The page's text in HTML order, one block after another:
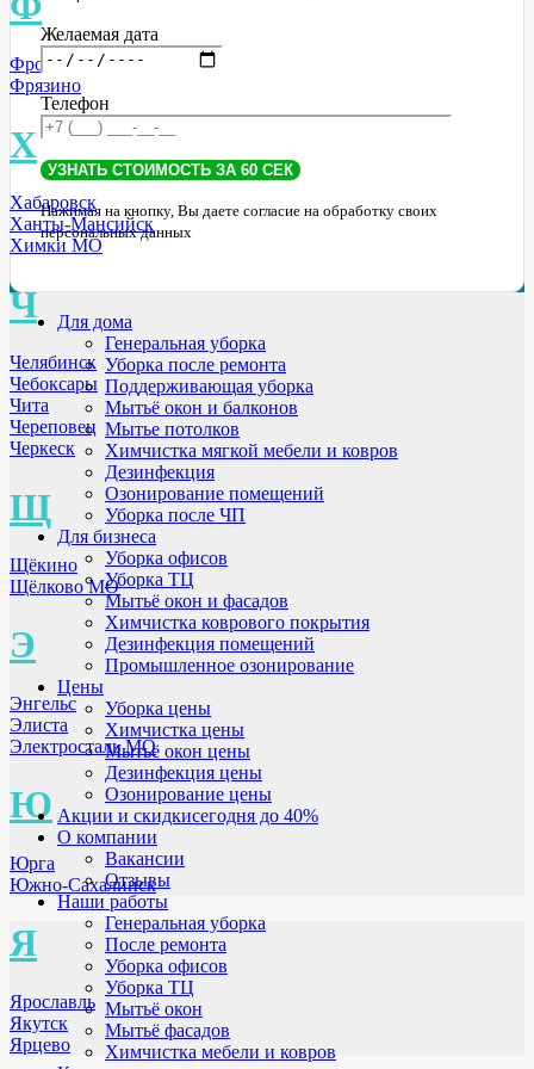
Фролово
Фрязино
Х
Хабаровск
Ханты-Мансийск
Химки МО
Ч
Челябинск
Чебоксары
Чита
Череповец
Черкеск
Щ
Щёкино
Щёлково МО
Э
Энгельс
Элиста
Электросталь МО
Ю
Юрга
Южно-Сахалинск
Я
Ярославль
Якутск
Ярцево
Желаемая дата
Телефон
Нажимая на кнопку, Вы даете согласие на обработку своих
персональных данных
Для дома
Генеральная уборка
Уборка после ремонта
Поддерживающая уборка
Мытьё окон и балконов
Мытье потолков
Химчистка мягкой мебели и ковров
Дезинфекция
Озонирование помещений
Уборка после ЧП
Для бизнеса
Уборка офисов
Уборка ТЦ
Мытьё окон и фасадов
Химчистка коврового покрытия
Дезинфекция помещений
Промышленное озонирование
Цены
Уборка цены
Химчистка цены
Мытьё окон цены
Дезинфекция цены
Озонирование цены
Акции и скидкисегодня до 40%
О компании
Вакансии
Отзывы
Наши работы
Генеральная уборка
После ремонта
Уборка офисов
Уборка ТЦ
Мытьё окон
Мытьё фасадов
Химчистка мебели и ковров